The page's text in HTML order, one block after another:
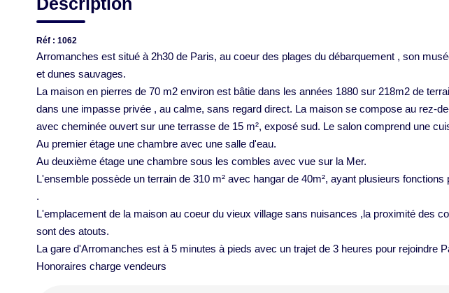
Réf : 1062
Arromanches est situé à 2h30 de Paris, au coeur des plages du débarquement , son
et dunes sauvages.
La maison en pierres de 70 m2 environ est bâtie dans les années 1880 sur 218m2 de
dans une impasse privée , au calme, sans regard direct. La maison se compose au rez-
avec cheminée ouvert sur une terrasse de 15 m², exposé sud. Le salon comprend une
Au premier étage une chambre avec une salle d'eau.
Au deuxième étage une chambre sous les combles avec vue sur la Mer.
L'ensemble possède un terrain de 310 m² avec hangar de 40m², ayant plusieurs
.
L'emplacement de la maison au coeur du vieux village sans nuisances ,la proximité des
sont des atouts.
La gare d'Arromanches est à 5 minutes à pieds avec un trajet de 3 heures pour rejoindre
Honoraires charge vendeurs